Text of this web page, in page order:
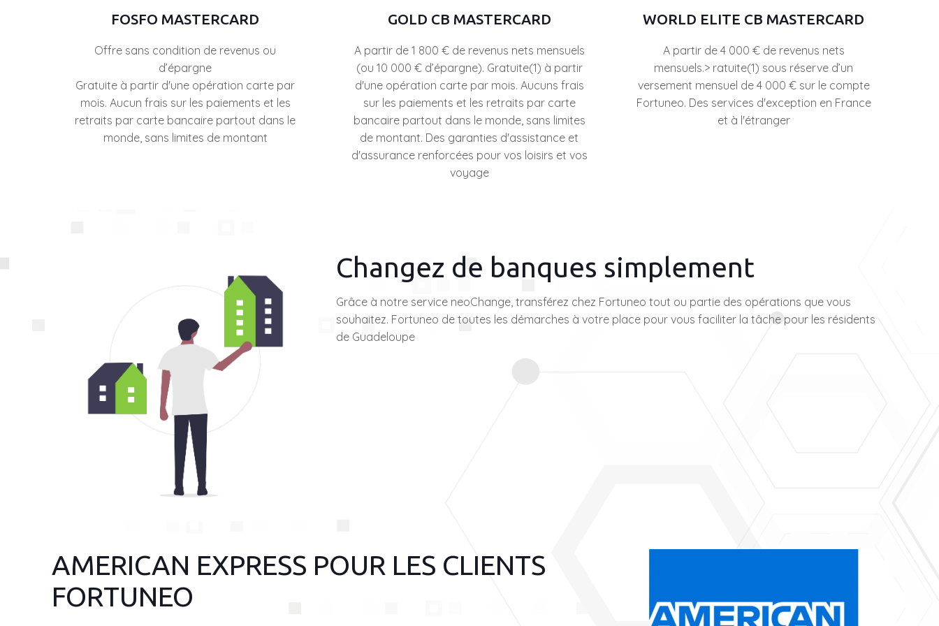
FOSFO MASTERCARD
Offre sans condition de revenus ou
d’épargne
Gratuite à partir d'une opération carte par
mois. Aucun frais sur les paiements et les
retraits par carte bancaire partout dans le
monde, sans limites de montant
GOLD CB MASTERCARD
A partir de 1 800 € de revenus nets mensuels
(ou 10 000 € d’épargne). Gratuite(1) à partir
d'une opération carte par mois. Aucuns frais
sur les paiements et les retraits par carte
bancaire partout dans le monde, sans limites
de montant. Des garanties d'assistance et
d'assurance renforcées pour vos loisirs et vos
voyage
WORLD ELITE CB MASTERCARD
A partir de 4 000 € de revenus nets
mensuels.> ratuite(1) sous réserve d’un
versement mensuel de 4 000 € sur le compte
Fortuneo. Des services d'exception en France
et à l'étranger
Changez de banques simplement
Grâce à notre service neoChange, transférez chez Fortuneo tout ou partie des opérations que vous
souhaitez. Fortuneo de toutes les démarches à votre place pour vous faciliter la tâche pour les résidents
de Guadeloupe
AMERICAN EXPRESS POUR LES CLIENTS
FORTUNEO